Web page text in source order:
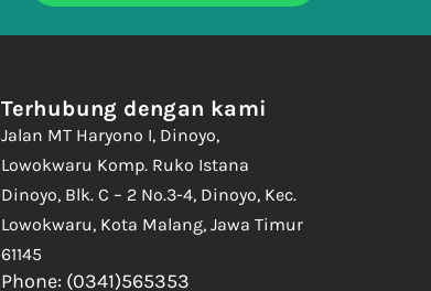
Terhubung dengan kami
Jalan MT Haryono I, Dinoyo,
Lowokwaru Komp. Ruko Istana
Dinoyo, Blk. C – 2 No.3-4, Dinoyo, Kec.
Lowokwaru, Kota Malang, Jawa Timur
61145
Phone: (0341)565353